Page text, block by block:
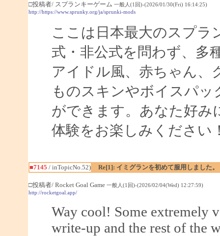
□投稿者/ スプランキーゲーム 一般人(1回)-(2026/01/30(Fri) 16:14:25)
http://https://www.sprunky.org/ja/sprunki-mods
ここは日本最大のスプラ
式・非公式を問わず、多
アイドル風、赤ちゃん、
ものスキンやボイスパ
ができます。あなた好み
体験をお楽しみください
■7145 / inTopicNo.52) Re[1]: イミグランを初めて服用しました。
□投稿者/ Rocket Goal Game 一般人(1回)-(2026/02/04(Wed) 12:27:59)
http://rocketgoal.app/
Way cool! Some extremely
write-up and the rest of the